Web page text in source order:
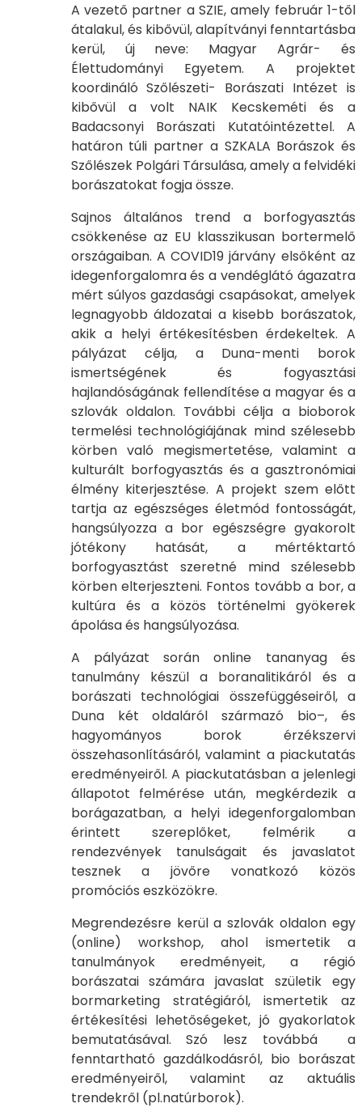
A vezető partner a SZIE, amely február 1-től
átalakul, és kibővül, alapítványi fenntartásba
kerül, új neve: Magyar Agrár- és
Élettudományi Egyetem. A projektet
koordináló Szőlészeti- Borászati Intézet is
kibővül a volt NAIK Kecskeméti és a
Badacsonyi Borászati Kutatóintézettel. A
határon túli partner a SZKALA Borászok és
Szőlészek Polgári Társulása, amely a felvidéki
borászatokat fogja össze.
Sajnos általános trend a borfogyasztás
csökkenése az EU klasszikusan bortermelő
országaiban. A COVID19 járvány elsőként az
idegenforgalomra és a vendéglátó ágazatra
mért súlyos gazdasági csapásokat, amelyek
legnagyobb áldozatai a kisebb borászatok,
akik a helyi értékesítésben érdekeltek. A
pályázat célja, a Duna-menti borok
ismertségének és fogyasztási
hajlandóságának fellendítése a magyar és a
szlovák oldalon. További célja a bioborok
termelési technológiájának mind szélesebb
körben való megismertetése, valamint a
kulturált borfogyasztás és a gasztronómiai
élmény kiterjesztése. A projekt szem előtt
tartja az egészséges életmód fontosságát,
hangsúlyozza a bor egészségre gyakorolt
jótékony hatását, a mértéktartó
borfogyasztást szeretné mind szélesebb
körben elterjeszteni. Fontos tovább a bor, a
kultúra és a közös történelmi gyökerek
ápolása és hangsúlyozása.
A pályázat során online tananyag és
tanulmány készül a boranalitikáról és a
borászati technológiai összefüggéseiről, a
Duna két oldaláról származó bio–, és
hagyományos borok érzékszervi
összehasonlításáról, valamint a piackutatás
eredményeiről. A piackutatásban a jelenlegi
állapotot felmérése után, megkérdezik a
borágazatban, a helyi idegenforgalomban
érintett szereplőket, felmérik a
rendezvények tanulságait és javaslatot
tesznek a jövőre vonatkozó közös
promóciós eszközökre.
Megrendezésre kerül a szlovák oldalon egy
(online) workshop, ahol ismertetik a
tanulmányok eredményeit, a régió
borászatai számára javaslat születik egy
bormarketing stratégiáról, ismertetik az
értékesítési lehetőségeket, jó gyakorlatok
bemutatásával. Szó lesz továbbá a
fenntartható gazdálkodásról, bio borászat
eredményeiről, valamint az aktuális
trendekről (pl.natúrborok).